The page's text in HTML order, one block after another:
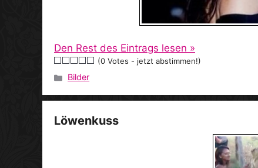
Den Rest des Eintrags lesen »
(0 Votes - jetzt abstimmen!)
Kategorien
Bilder
Löwenkuss